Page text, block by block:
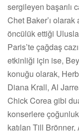
sergileyen başarılı
Chet Baker’ı olarak
öncülük ettiği
Paris’te çağdaş
etkinliği için ise,
konuğu olarak,
Diana Krall, Al
Chick Corea gibi
konserlere
katılan Till